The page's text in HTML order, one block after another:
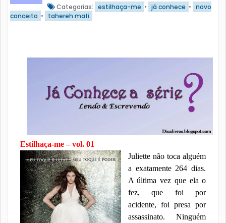
Categorias: estilhaça-me • já conhece • novo
conceito • tahereh mafi
Estilhaça-me – vol. 01
Juliette não toca alguém
a exatamente 264 dias.
A última vez que ela o
fez, que foi por
acidente, foi presa por
assassinato. Ninguém